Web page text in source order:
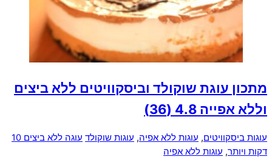
מתכון עוגת שוקולד וביסקוויטים ללא ביצים
וללא אפייה 4.8 (36)
עוגות ביסקוויטים, עוגות ללא אפיה, עוגות שוקולד
עוגה ללא ביצים 10
דקות ויותר, עוגות ללא אפיה